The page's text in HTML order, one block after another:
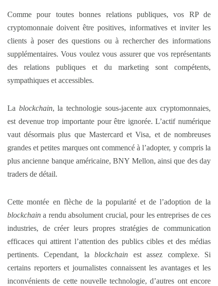
Comme pour toutes bonnes relations publiques, vos RP de
cryptomonnaie doivent être positives, informatives et inviter les
clients à poser des questions ou à rechercher des informations
supplémentaires. Vous voulez vous assurer que vos représentants
des relations publiques et du marketing sont compétents,
sympathiques et accessibles.
La blockchain, la technologie sous-jacente aux cryptomonnaies,
est devenue trop importante pour être ignorée. L’actif numérique
vaut désormais plus que Mastercard et Visa, et de nombreuses
grandes et petites marques ont commencé à l’adopter, y compris la
plus ancienne banque américaine, BNY Mellon, ainsi que des day
traders de détail.
Cette montée en flèche de la popularité et de l’adoption de la
blockchain a rendu absolument crucial, pour les entreprises de ces
industries, de créer leurs propres stratégies de communication
efficaces qui attirent l’attention des publics cibles et des médias
pertinents. Cependant, lablockchain est assez complexe. Si
certains reporters et journalistes connaissent les avantages et les
inconvénients de cette nouvelle technologie, d’autres ont encore